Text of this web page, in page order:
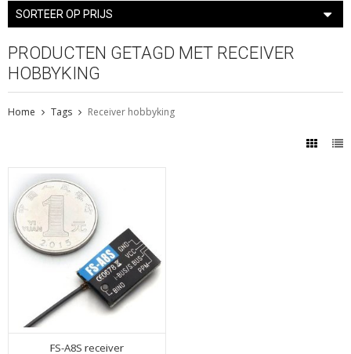
SORTEER OP PRIJS
PRODUCTEN GETAGD MET RECEIVER
HOBBYKING
Home Tags Receiver hobbyking
FS-A8S receiver